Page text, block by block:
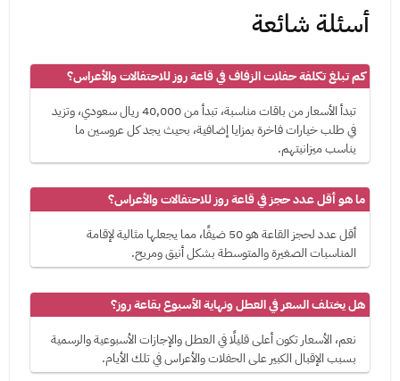
أسئلة شائعة
كم تبلغ تكلفة حفلات الزفاف في قاعة روز للاحتفالات والأعراس؟
تبدأ الأسعار من باقات مناسبة، تبدأ من 40,000 ريال سعودي، وتزيد
في طلب خيارات فاخرة بمزايا إضافية، بحيث يجد كل عروسين ما
يناسب ميزانيتهم.
ما هو أقل عدد حجز في قاعة روز للاحتفالات والأعراس؟
أقل عدد لحجز القاعة هو 50 ضيفًا، مما يجعلها مثالية لإقامة
المناسبات الصغيرة والمتوسطة بشكل أنيق ومريح.
هل يختلف السعر في العطل ونهاية الأسبوع بقاعة روز؟
نعم، الأسعار تكون أعلى قليلًا في العطل والإجازات الأسبوعية والرسمية
بسبب الإقبال الكبير على الحفلات والأعراس في تلك الأيام.